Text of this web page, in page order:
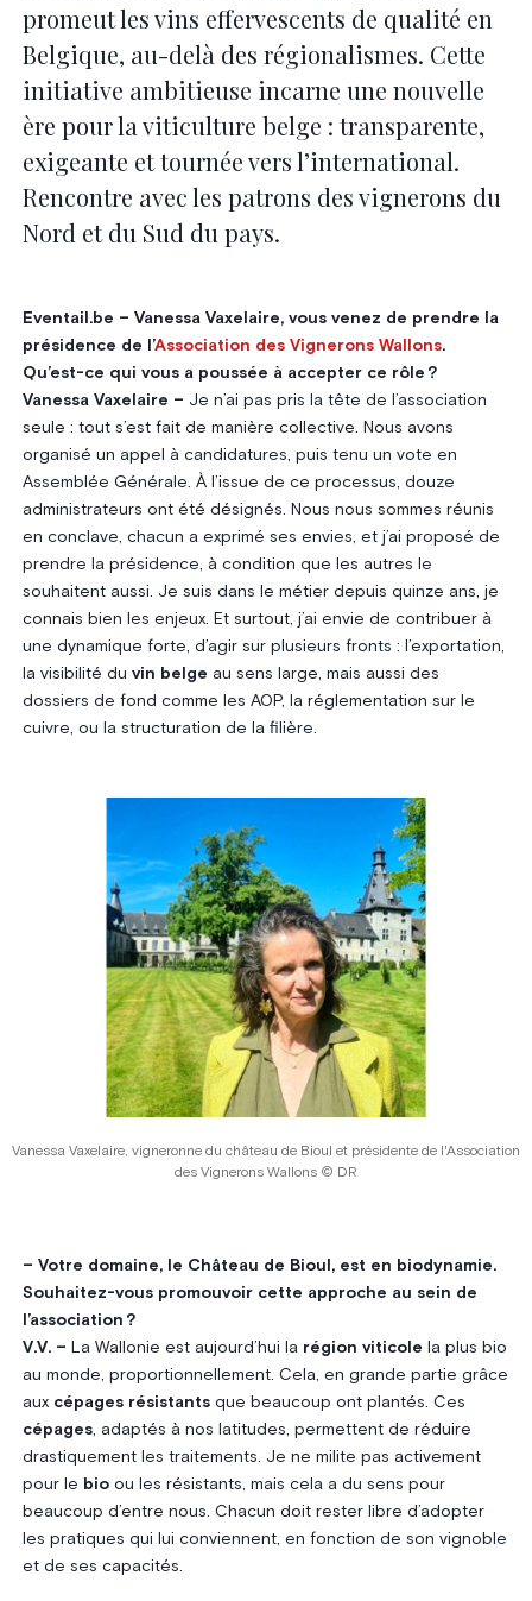
promeut les vins effervescents de qualité en
Belgique, au-delà des régionalismes. Cette
initiative ambitieuse incarne une nouvelle
ère pour la viticulture belge : transparente,
exigeante et tournée vers l’international.
Rencontre avec les patrons des vignerons du
Nord et du Sud du pays.
Eventail.be – Vanessa Vaxelaire, vous venez de prendre la
présidence de l’Association des Vignerons Wallons.
Qu’est-ce qui vous a poussée à accepter ce rôle ?
Vanessa Vaxelaire – Je n’ai pas pris la tête de l’association
seule : tout s’est fait de manière collective. Nous avons
organisé un appel à candidatures, puis tenu un vote en
Assemblée Générale. À l’issue de ce processus, douze
administrateurs ont été désignés. Nous nous sommes réunis
en conclave, chacun a exprimé ses envies, et j’ai proposé de
prendre la présidence, à condition que les autres le
souhaitent aussi. Je suis dans le métier depuis quinze ans, je
connais bien les enjeux. Et surtout, j’ai envie de contribuer à
une dynamique forte, d’agir sur plusieurs fronts : l’exportation,
la visibilité du vin belge au sens large, mais aussi des
dossiers de fond comme les AOP, la réglementation sur le
cuivre, ou la structuration de la filière.
Vanessa Vaxelaire, vigneronne du château de Bioul et présidente de l'Association
des Vignerons Wallons © DR
– Votre domaine, le Château de Bioul, est en biodynamie.
Souhaitez-vous promouvoir cette approche au sein de
l’association ?
V.V. – La Wallonie est aujourd’hui la région viticole la plus bio
au monde, proportionnellement. Cela, en grande partie grâce
aux cépages résistantsque beaucoup ont plantés. Ces
cépages, adaptés à nos latitudes, permettent de réduire
drastiquement les traitements. Je ne milite pas activement
pour le bioou les résistants, mais cela a du sens pour
beaucoup d’entre nous. Chacun doit rester libre d’adopter
les pratiques qui lui conviennent, en fonction de son vignoble
et de ses capacités.